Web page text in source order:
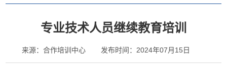
专业技术人员继续教育培训
来源：合作培训中心 发布时间：2024年07月15日